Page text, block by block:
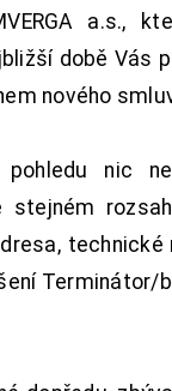
a.s.,
době Vás
nového
nic
stejném
technické
Terminátor/